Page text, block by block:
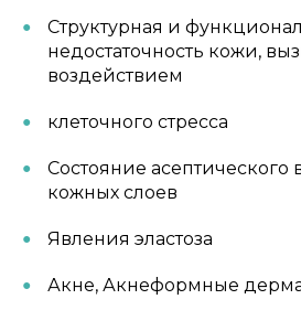
Структурная и
недостаточность кожи,
воздействием
клеточного стресса
Состояние асептического
кожных слоев
Явления эластоза
Акне, Акнеформные